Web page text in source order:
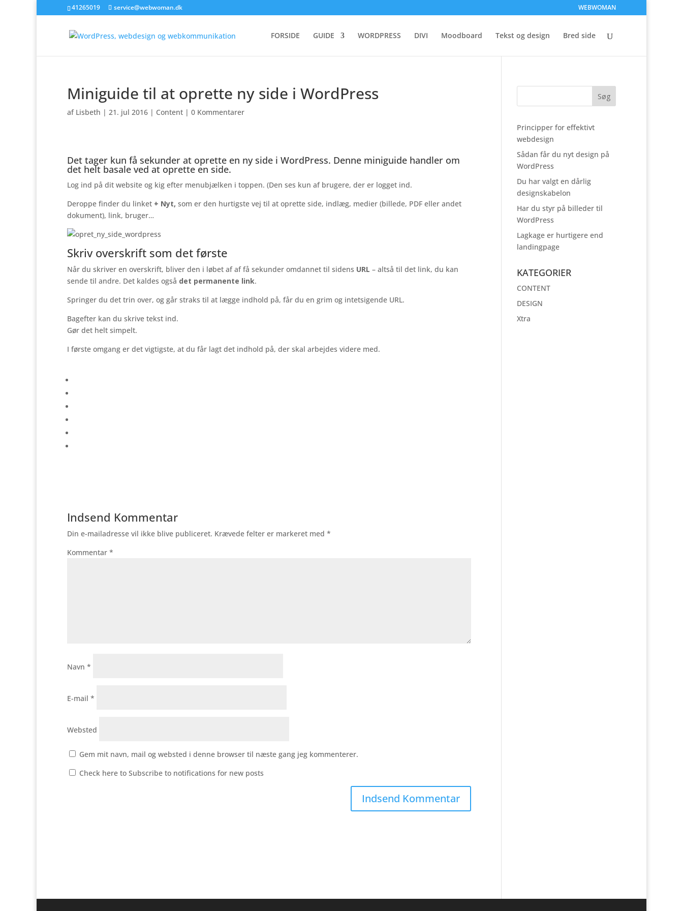
41265019 service@webwoman.dk WEBWOMAN
FORSIDE GUIDE WORDPRESS DIVI Moodboard Tekst og design Bred side
Miniguide til at oprette ny side i WordPress
af Lisbeth | 21. jul 2016 | Content | 0 Kommentarer
Det tager kun få sekunder at oprette en ny side i WordPress. Denne miniguide handler om
det helt basale ved at oprette en side.
Log ind på dit website og kig efter menubjælken i toppen. (Den ses kun af brugere, der er logget ind.
Deroppe finder du linket + Nyt, som er den hurtigste vej til at oprette side, indlæg, medier (billede, PDF eller andet
dokument), link, bruger…
Skriv overskrift som det første
Når du skriver en overskrift, bliver den i løbet af af få sekunder omdannet til sidens URL – altså til det link, du kan
sende til andre. Det kaldes også det permanente link.
Springer du det trin over, og går straks til at lægge indhold på, får du en grim og intetsigende URL.
Bagefter kan du skrive tekst ind.
Gør det helt simpelt.
I første omgang er det vigtigste, at du får lagt det indhold på, der skal arbejdes videre med.
Indsend Kommentar
Din e-mailadresse vil ikke blive publiceret. Krævede felter er markeret med *
Kommentar *
Navn *
E-mail *
Websted
Gem mit navn, mail og websted i denne browser til næste gang jeg kommenterer.
Check here to Subscribe to notifications for new posts
Principper for effektivt
webdesign
Sådan får du nyt design på
WordPress
Du har valgt en dårlig
designskabelon
Har du styr på billeder til
WordPress
Lagkage er hurtigere end
landingpage
KATEGORIER
CONTENT
DESIGN
Xtra